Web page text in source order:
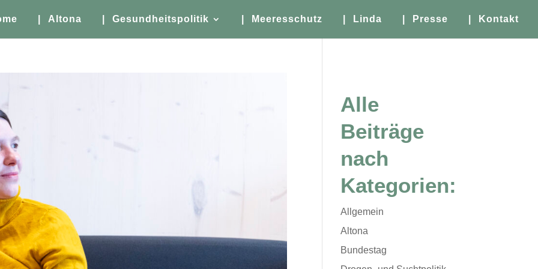
| Altona | Gesundheitspolitik | Meeresschutz | Linda | Presse | Kontakt
Alle
Beiträge
nach
Kategorien:
Allgemein
Altona
Bundestag